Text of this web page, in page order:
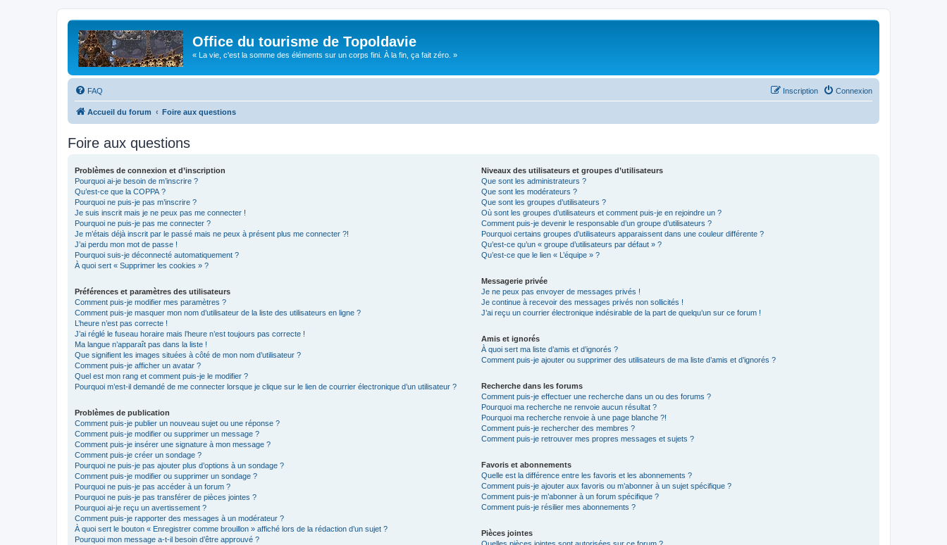
Office du tourisme de Topoldavie
« La vie, c'est la somme des éléments sur un corps fini. À la fin, ça fait zéro. »
FAQ Connexion
Inscription
Accueil du forum Foire aux questions
Foire aux questions
Problèmes de connexion et d’inscription
Pourquoi ai-je besoin de m’inscrire ?
Qu’est-ce que la COPPA ?
Pourquoi ne puis-je pas m’inscrire ?
Je suis inscrit mais je ne peux pas me connecter !
Pourquoi ne puis-je pas me connecter ?
Je m’étais déjà inscrit par le passé mais ne peux à présent plus me connecter ?!
J’ai perdu mon mot de passe !
Pourquoi suis-je déconnecté automatiquement ?
À quoi sert « Supprimer les cookies » ?
Préférences et paramètres des utilisateurs
Comment puis-je modifier mes paramètres ?
Comment puis-je masquer mon nom d’utilisateur de la liste des utilisateurs en ligne ?
L’heure n’est pas correcte !
J’ai réglé le fuseau horaire mais l’heure n’est toujours pas correcte !
Ma langue n’apparaît pas dans la liste !
Que signifient les images situées à côté de mon nom d’utilisateur ?
Comment puis-je afficher un avatar ?
Quel est mon rang et comment puis-je le modifier ?
Pourquoi m’est-il demandé de me connecter lorsque je clique sur le lien de courrier électronique d’un utilisateur ?
Problèmes de publication
Comment puis-je publier un nouveau sujet ou une réponse ?
Comment puis-je modifier ou supprimer un message ?
Comment puis-je insérer une signature à mon message ?
Comment puis-je créer un sondage ?
Pourquoi ne puis-je pas ajouter plus d’options à un sondage ?
Comment puis-je modifier ou supprimer un sondage ?
Pourquoi ne puis-je pas accéder à un forum ?
Pourquoi ne puis-je pas transférer de pièces jointes ?
Pourquoi ai-je reçu un avertissement ?
Comment puis-je rapporter des messages à un modérateur ?
À quoi sert le bouton « Enregistrer comme brouillon » affiché lors de la rédaction d’un sujet ?
Pourquoi mon message a-t-il besoin d’être approuvé ?
Niveaux des utilisateurs et groupes d’utilisateurs
Que sont les administrateurs ?
Que sont les modérateurs ?
Que sont les groupes d’utilisateurs ?
Où sont les groupes d’utilisateurs et comment puis-je en rejoindre un ?
Comment puis-je devenir le responsable d’un groupe d’utilisateurs ?
Pourquoi certains groupes d’utilisateurs apparaissent dans une couleur différente ?
Qu’est-ce qu’un « groupe d’utilisateurs par défaut » ?
Qu’est-ce que le lien « L’équipe » ?
Messagerie privée
Je ne peux pas envoyer de messages privés !
Je continue à recevoir des messages privés non sollicités !
J’ai reçu un courrier électronique indésirable de la part de quelqu’un sur ce forum !
Amis et ignorés
À quoi sert ma liste d’amis et d’ignorés ?
Comment puis-je ajouter ou supprimer des utilisateurs de ma liste d’amis et d’ignorés ?
Recherche dans les forums
Comment puis-je effectuer une recherche dans un ou des forums ?
Pourquoi ma recherche ne renvoie aucun résultat ?
Pourquoi ma recherche renvoie à une page blanche ?!
Comment puis-je rechercher des membres ?
Comment puis-je retrouver mes propres messages et sujets ?
Favoris et abonnements
Quelle est la différence entre les favoris et les abonnements ?
Comment puis-je ajouter aux favoris ou m’abonner à un sujet spécifique ?
Comment puis-je m’abonner à un forum spécifique ?
Comment puis-je résilier mes abonnements ?
Pièces jointes
Quelles pièces jointes sont autorisées sur ce forum ?